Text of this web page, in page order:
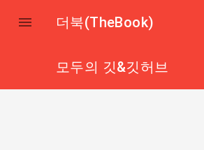
 더북(TheBook)
모두의 깃&깃허브